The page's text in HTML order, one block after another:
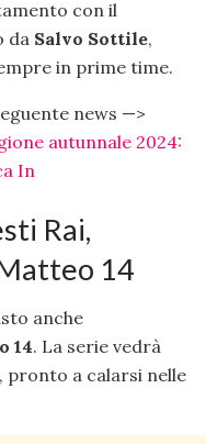
con il
da Salvo Sottile,
in prime time.
news —>
autunnale 2024:
In
Rai,
14
anche
14. La serie vedrà
, pronto a calarsi nelle